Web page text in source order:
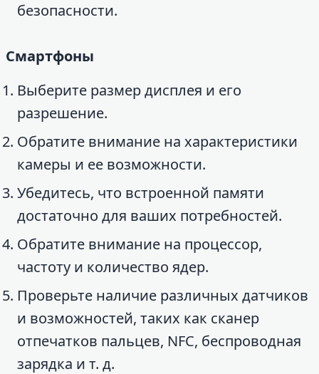
безопасности.
Смартфоны
Выберите размер дисплея и его
разрешение.
Обратите внимание на характеристики
камеры и ее возможности.
Убедитесь, что встроенной памяти
достаточно для ваших потребностей.
Обратите внимание на процессор,
частоту и количество ядер.
Проверьте наличие различных датчиков
и возможностей, таких как сканер
отпечатков пальцев, NFC, беспроводная
зарядка и т. д.